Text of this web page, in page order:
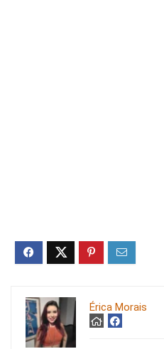
Érica Morais